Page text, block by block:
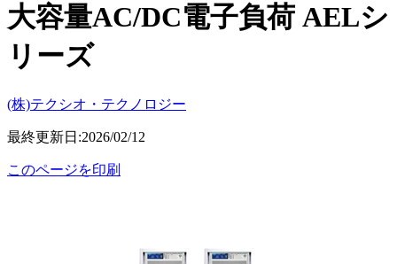
大容量AC/DC電子負荷 AELシ
リーズ
(株)テクシオ・テクノロジー
最終更新日:2026/02/12
このページを印刷